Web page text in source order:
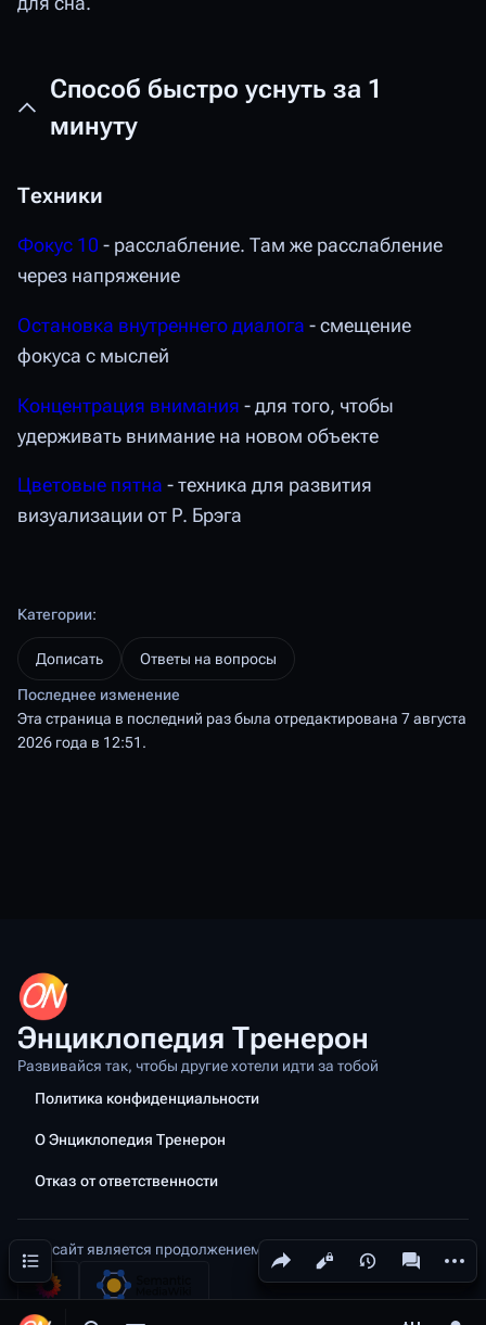
Поделиться этой страницей
Просмотры
Способ быстро уснуть за 1
минуту
Техники
Фокус 10 - расслабление. Там же расслабление
через напряжение
Остановка внутреннего диалога - смещение
фокуса с мыслей
Концентрация внимания - для того, чтобы
удерживать внимание на новом объекте
Цветовые пятна - техника для развития
визуализации от Р. Брэга
Содержание
Категории:
Дописать Ответы на вопросы
Последнее изменение
Эта страница в последний раз была отредактирована 7 августа
2026 года в 12:51.
Энциклопедия Тренерон
Развивайся так, чтобы другие хотели идти за тобой
Политика конфиденциальности
О Энциклопедия Тренерон
Отказ от ответственности
Этот сайт является продолжением проекта Тренерон